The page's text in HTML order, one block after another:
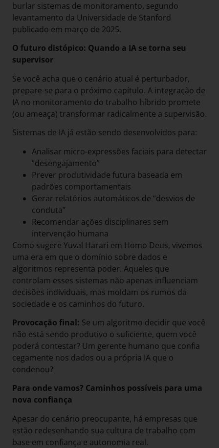
burlar sistemas de monitoramento, segundo
levantamento da Universidade de Stanford
publicado em março de 2025.
O futuro distópico: Quando a IA se torna seu
supervisor
Se você acha que o cenário atual é perturbador,
prepare-se para o próximo capítulo. A integração de
IA no monitoramento do trabalho híbrido promete
(ou ameaça) transformar radicalmente a supervisão.
Sistemas de IA já estão sendo desenvolvidos para:
Analisar micro-expressões faciais para detectar
“desengajamento”
Prever produtividade futura baseada em
padrões comportamentais
Gerar relatórios automáticos de “desvios de
conduta”
Recomendar ações disciplinares sem
intervenção humana
Como sugere Yuval Harari em Homo Deus, vivemos
uma era em que o domínio sobre dados e
algoritmos representa poder. Aqueles que
controlam esses sistemas não apenas influenciam
decisões individuais, mas moldam os rumos da
sociedade e os caminhos do futuro.
Provocação final: Se um algoritmo decidir que você
não está sendo produtivo o suficiente, quem você
poderá contestar? Um gerente humano que confia
cegamente nos dados ou a própria IA que o
condenou?
Para onde vamos? Caminhos possíveis para uma
nova confiança
Apesar do cenário preocupante, há empresas que
estão redesenhando sua cultura de trabalho com
base em confiança e autonomia real.